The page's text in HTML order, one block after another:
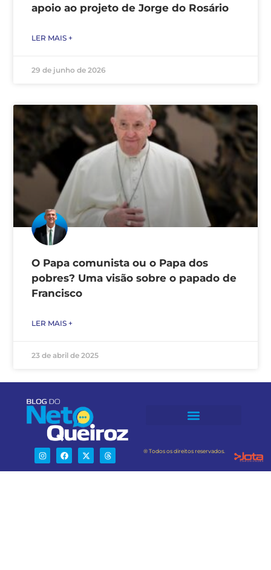
apoio ao projeto de Jorge do Rosário
LER MAIS +
29 de junho de 2026
O Papa comunista ou o Papa dos
pobres? Uma visão sobre o papado de
Francisco
LER MAIS +
23 de abril de 2025
® Todos os direitos reservados.